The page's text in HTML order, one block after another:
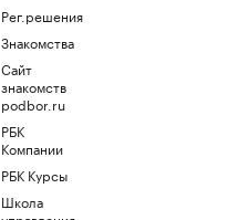
Рег.решения
Знакомства
Сайт
знакомств
podbor.ru
РБК
Компании
РБК Курсы
Школа